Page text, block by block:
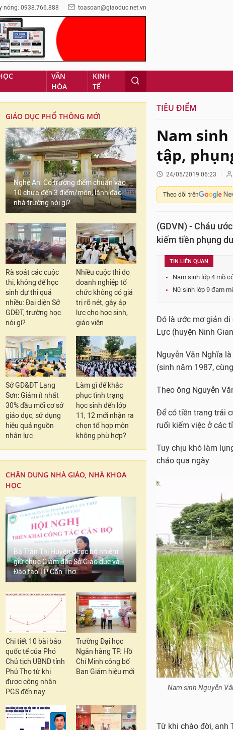
nóng: 0938.766.888 toasoan@giaoduc.net.vn
VĂN
HÓA
KINH
TẾ
GIÁO DỤC PHỔ THÔNG MỚI
Nghệ An: Có trường điểm chuẩn vào
10 chưa đến 3 điểm/môn, lãnh đạo
nhà trường nói gì?
Rà soát các cuộc
thi, không để học
sinh dự thi quá
nhiều: Đại diện Sở
GDĐT, trường học
nói gì?
Nhiều cuộc thi do
doanh nghiệp tổ
chức không có giá
trị rõ nét, gây áp
lực cho học sinh,
giáo viên
Sở GD&ĐT Lạng
Sơn: Giảm ít nhất
30% đầu mối cơ sở
giáo dục, sử dụng
hiệu quả nguồn
nhân lực
Làm gì để khắc
phục tình trạng
học sinh đến lớp
11, 12 mới nhận ra
chọn tổ hợp môn
không phù hợp?
CHÂN DUNG NHÀ GIÁO, NHÀ KHOA
HỌC
Bà Trần Thị Huyền được bổ nhiệm
giữ chức Giám đốc Sở Giáo dục và
Đào tạo TP Cần Thơ
Chi tiết 10 bài báo
quốc tế của Phó
Chủ tịch UBND tỉnh
Phú Thọ từ khi
được công nhận
PGS đến nay
Trường Đại học
Ngân hàng TP. Hồ
Chí Minh công bố
Ban Giám hiệu mới
TIÊU ĐIỂM
Nam
tập,
24/05/2019 06:23
Theo dõi trên
(GDVN) - Cháu
kiếm tiền phụng
TIN LIÊN QUAN
Nam sinh lớp 4 mồ
Nữ sinh lớp 9 đam
Đó là ước mơ giản dị
Lực (huyện Ninh
Nguyễn Văn Nghĩa
(sinh năm 1987,
Theo ông Nguyễn
Để có tiền trang trải
ruổi kiếm việc ở các
Tuy chịu khó làm
cháo qua ngày.
Nam sinh Nguyễn
Từ khi chào đời, anh